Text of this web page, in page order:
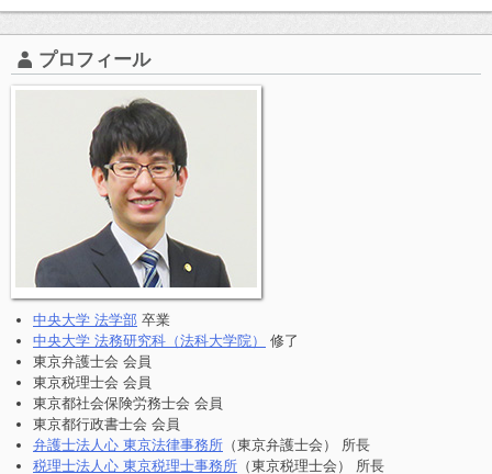
プロフィール
中央大学 法学部 卒業
中央大学 法務研究科（法科大学院）
修了
東京弁護士会 会員
東京税理士会 会員
東京都社会保険労務士会 会員
東京都行政書士会 会員
弁護士法人心 東京法律事務所 （東京弁護士会） 所長
税理士法人心 東京税理士事務所 （東京税理士会） 所長